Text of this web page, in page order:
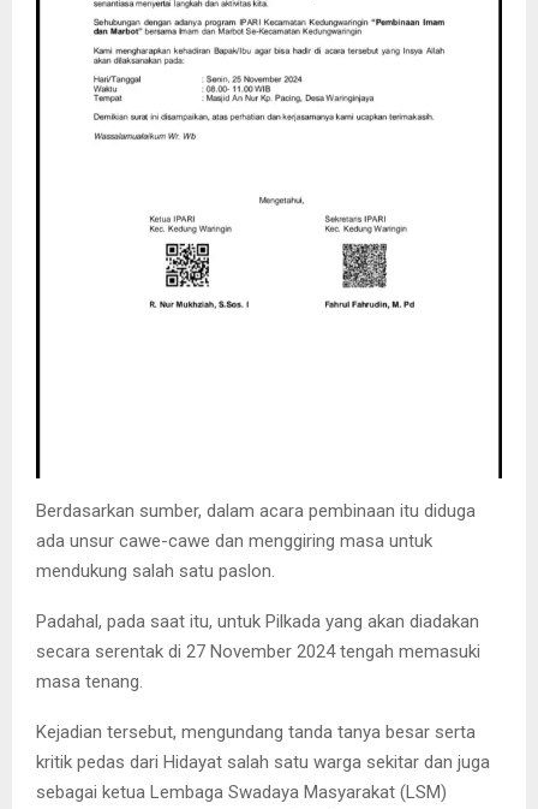
Berdasarkan sumber, dalam acara pembinaan itu diduga
ada unsur cawe-cawe dan menggiring masa untuk
mendukung salah satu paslon.
Padahal, pada saat itu, untuk Pilkada yang akan diadakan
secara serentak di 27 November 2024 tengah memasuki
masa tenang.
Kejadian tersebut, mengundang tanda tanya besar serta
kritik pedas dari Hidayat salah satu warga sekitar dan juga
sebagai ketua Lembaga Swadaya Masyarakat (LSM)